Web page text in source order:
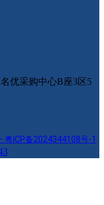
优采购中心B座3区5
粤ICP备2024344108号-1